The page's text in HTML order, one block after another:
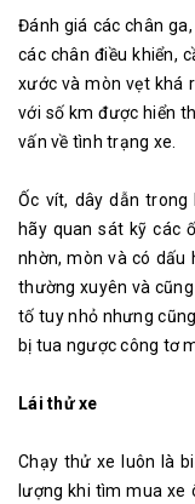
Đánh giá các chân
các chân điều khiển,
xước và mòn vẹt khá
với số km được hiển
vấn về tình trạng xe.
Ốc vít, dây dẫn trong
hãy quan sát kỹ các
nhờn, mòn và có dấu
thường xuyên và
tố tuy nhỏ nhưng
bị tua ngược công tơ
Lái thử xe
Chạy thử xe luôn là
lượng khi tìm mua xe